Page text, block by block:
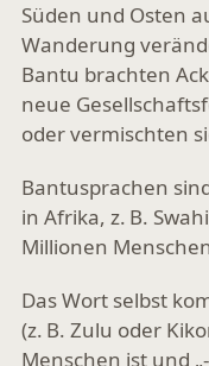
Süden und Osten
Wanderung
Bantu brachten
neue
oder vermischten
Bantusprachen
in Afrika, z. B.
Millionen
Das Wort selbst
(z. B. Zulu oder
Menschen ist und